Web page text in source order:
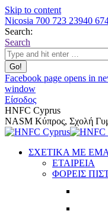
Skip to content
Nicosia 700 723 23940
Search:
Search
Facebook page opens in
window
Είσοδος
HNFC Cyprus
NASM Κύπρος, Σχολή
ΣΧΕΤΙΚΑ ΜΕ
ΕΤΑΙΡΕΙΑ
ΦΟΡΕΙΣ